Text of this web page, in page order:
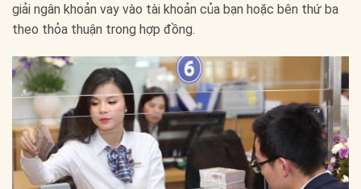
giải ngân khoản vay vào tài khoản của bạn hoặc bên thứ ba
theo thỏa thuận trong hợp đồng.